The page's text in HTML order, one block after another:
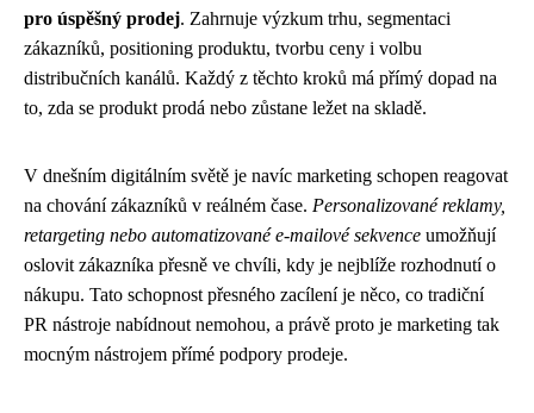
pro úspěšný prodej. Zahrnuje výzkum trhu, segmentaci
zákazníků, positioning produktu, tvorbu ceny i volbu
distribučních kanálů. Každý z těchto kroků má přímý dopad na
to, zda se produkt prodá nebo zůstane ležet na skladě.
V dnešním digitálním světě je navíc marketing schopen reagovat
na chování zákazníků v reálném čase. Personalizované reklamy,
retargeting nebo automatizované e-mailové sekvence umožňují
oslovit zákazníka přesně ve chvíli, kdy je nejblíže rozhodnutí o
nákupu. Tato schopnost přesného zacílení je něco, co tradiční
PR nástroje nabídnout nemohou, a právě proto je marketing tak
mocným nástrojem přímé podpory prodeje.